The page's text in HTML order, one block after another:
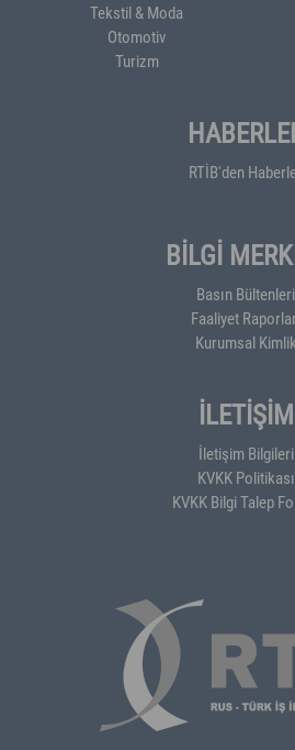
Tekstil & Moda
Otomotiv
Turizm
RTİB'den
BİLGİ
Basın Bültenleri
Faaliyet
Kurumsal
İLETİŞİM
İletişim Bilgileri
KVKK Politikası
KVKK Bilgi Talep